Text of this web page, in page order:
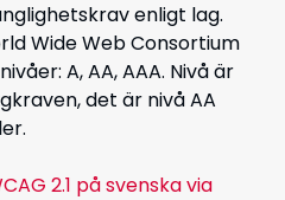
enligt lag.
Wide Web Consortium
A, AA, AAA. Nivå är
det är nivå AA
2.1 på svenska via